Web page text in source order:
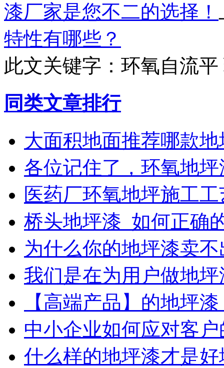
漆厂家是您不二的选择！
特性有哪些？
此文关键字： 环氧自流
同类文章排行
大面积地面推荐哪款地
各位记住了，环氧地
医药厂环氧地坪施工工
桥头地坪漆_如何正确
为什么你的地坪漆卖
我们是在为用户做地
【高端产品】的地坪
中小企业如何应对客
什么样的地坪漆才是好